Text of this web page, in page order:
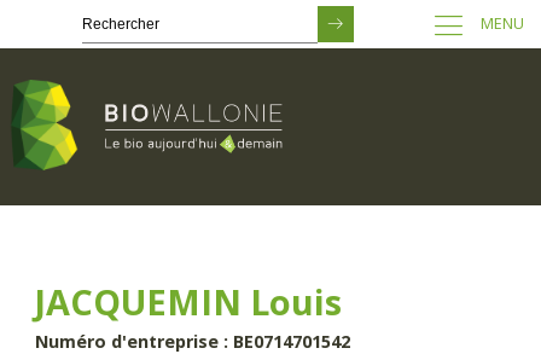
principal
MENU
JACQUEMIN Louis
Numéro d'entreprise : BE0714701542